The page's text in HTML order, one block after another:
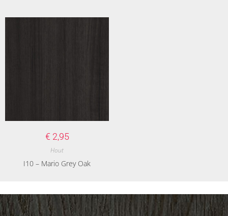
€ 2,95
Hout
I10 – Mario Grey Oak